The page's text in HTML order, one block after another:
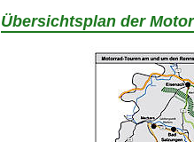
Übersichtsplan der